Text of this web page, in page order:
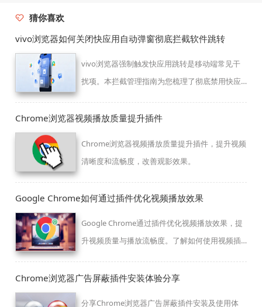
猜你喜欢
vivo浏览器如何关闭快应用自动弹窗彻底拦截软件跳转
vivo浏览器强制触发快应用跳转是移动端常见干
扰项。本拦截管理指南为您梳理了彻底禁用快应
期应用唤醒，维护舒适浏览。
Chrome浏览器视频播放质量提升插件
Chrome浏览器视频播放质量提升插件，提升视频
清晰度和流畅度，改善观影效果。
Google Chrome如何通过插件优化视频播放效果
Google Chrome通过插件优化视频播放效果，提
升视频质量与播放流畅度。了解如何使用视频插
Chrome浏览器广告屏蔽插件安装体验分享
分享Chrome浏览器广告屏蔽插件安装及使用体